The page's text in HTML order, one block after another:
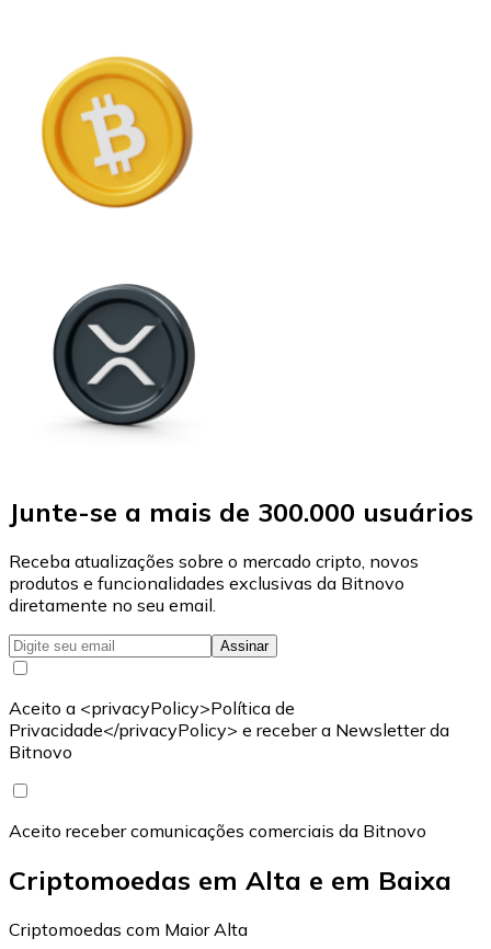
Junte-se a mais de 300.000 usuários
Receba atualizações sobre o mercado cripto, novos
produtos e funcionalidades exclusivas da Bitnovo
diretamente no seu email.
Assinar
Aceito a <privacyPolicy>Política de
Privacidade</privacyPolicy> e receber a Newsletter da
Bitnovo
Aceito receber comunicações comerciais da Bitnovo
Criptomoedas em Alta e em Baixa
Criptomoedas com Maior Alta